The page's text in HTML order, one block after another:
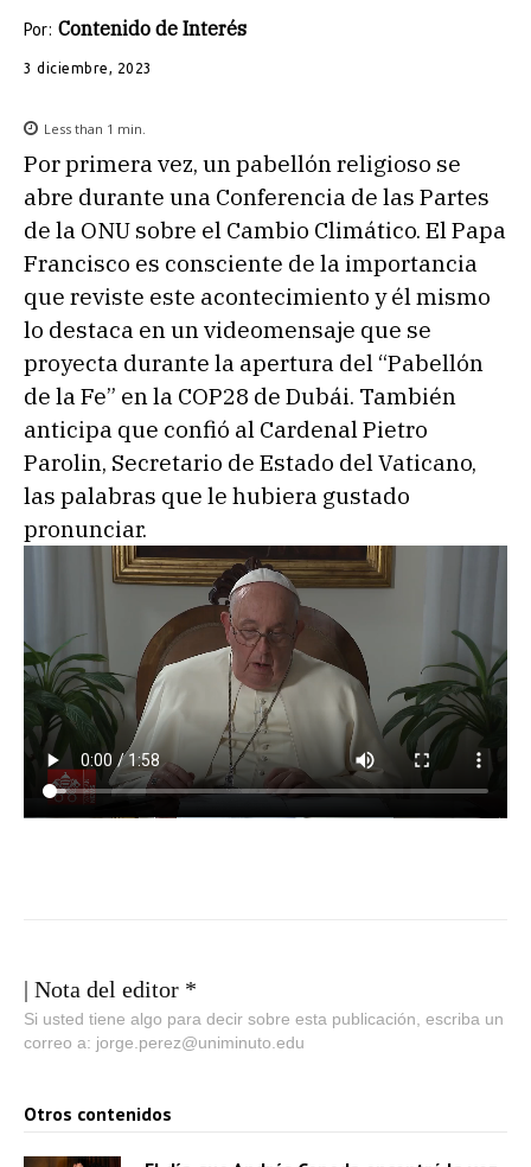
Por: Contenido de Interés
3 diciembre, 2023
Less than 1 min.
Por primera vez, un pabellón religioso se
abre durante una Conferencia de las Partes
de la ONU sobre el Cambio Climático. El Papa
Francisco es consciente de la importancia
que reviste este acontecimiento y él mismo
lo destaca en un videomensaje que se
proyecta durante la apertura del “Pabellón
de la Fe” en la COP28 de Dubái. También
anticipa que confió al Cardenal Pietro
Parolin, Secretario de Estado del Vaticano,
las palabras que le hubiera gustado
pronunciar.
| Nota del editor *
Si usted tiene algo para decir sobre esta publicación, escriba un
correo a: jorge.perez@uniminuto.edu
Otros contenidos